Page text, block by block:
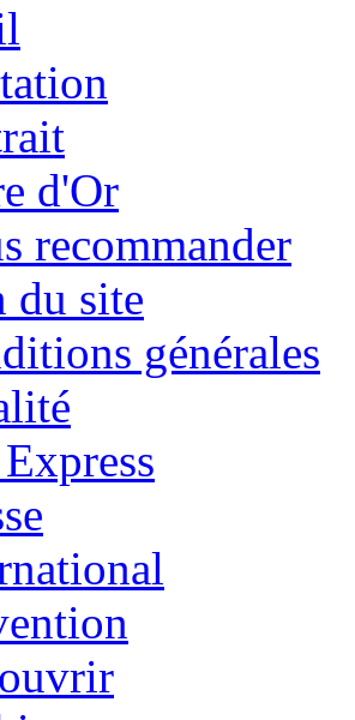
d'Or
recommander
du site
générales